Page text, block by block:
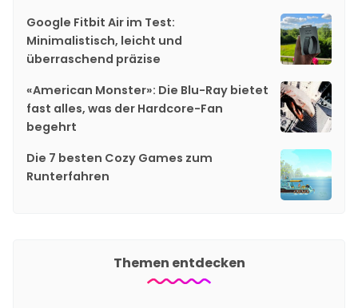
Google Fitbit Air im Test:
Minimalistisch, leicht und
überraschend präzise
«American Monster»: Die Blu-Ray bietet
fast alles, was der Hardcore-Fan
begehrt
Die 7 besten Cozy Games zum
Runterfahren
Themen entdecken